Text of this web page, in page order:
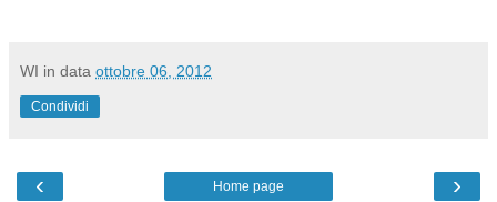
WI in data ottobre 06, 2012
Condividi
‹ ›
Home page